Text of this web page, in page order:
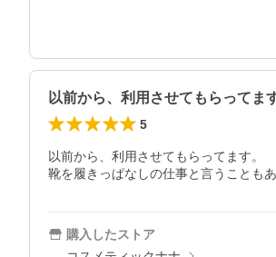
以前から、利用させてもらってま
5
以前から、利用させてもらってます。
靴を履きっぱなしの仕事と言うことも
購入したストア